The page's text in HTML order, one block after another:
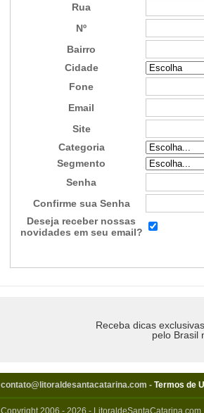
Rua
Nº
Bairro
Cidade
Fone
Email
Site
Categoria
Segmento
Senha
Confirme sua Senha
Deseja receber nossas
novidades em seu email?
Receba dicas
pelo Brasil
contato@litoraldesantacatarina.com - Termos de
Copyright 2006 - 2026 -